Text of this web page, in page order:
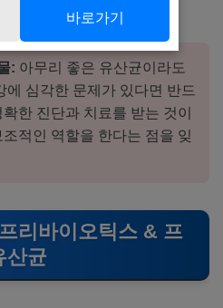
지에 유리합니다.
: 아무리 좋은 유산균이라도
에 심각한 문제가 있다면 반드
한 진단과 치료를 받는 것이
적인 역할을 한다는 점을 잊
리바이오틱스 & 프
산균
바로가기